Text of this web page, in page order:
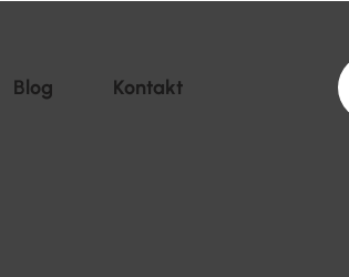
Blog Kontakt